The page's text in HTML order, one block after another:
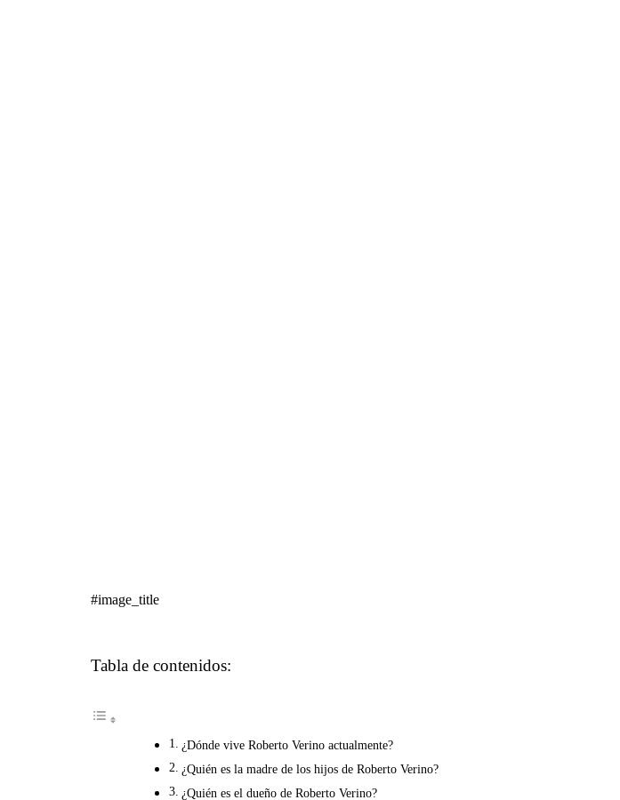
#image_title
Tabla de contenidos:
¿Dónde vive Roberto Verino actualmente?
¿Quién es la madre de los hijos de Roberto Verino?
¿Quién es el dueño de Roberto Verino?